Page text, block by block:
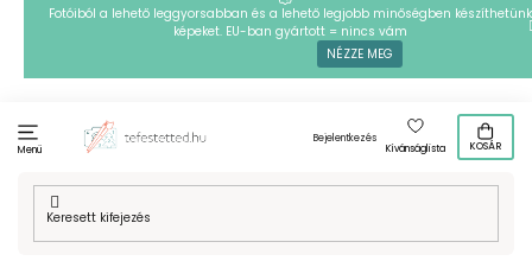
Ugrás
tartalomhoz
Fotóiból a lehető leggyorsabban és a lehető legjobb minőségben készíthetünk
képeket. EU-ban gyártott = nincs vám
NÉZZE MEG
Menü
Bejelentkezés
Kívánságlista
KOSÁR
Kezdőlap
/ Technikák / PontPöttyöző / Mintafestményeink /
Gyerekeknek / PontPöttyöző – Cica levelekkel